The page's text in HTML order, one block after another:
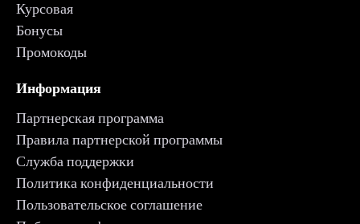
Курсовая
Бонусы
Промокоды
Информация
Партнерская программа
Правила партнерской программы
Служба поддержки
Политика конфиденциальности
Пользовательское соглашение